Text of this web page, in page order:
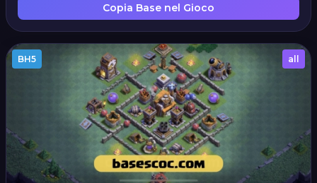
Copia Base nel Gioco
BH5 all